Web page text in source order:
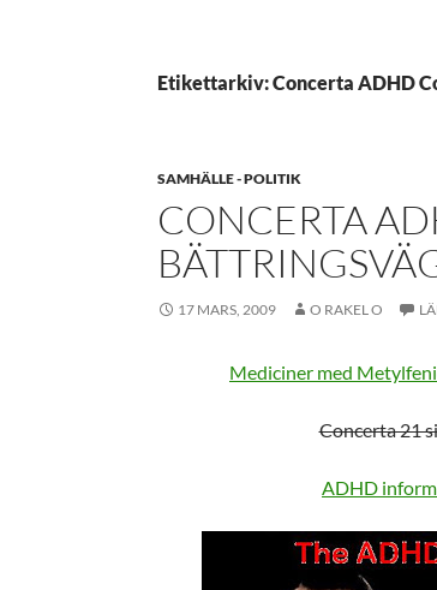
Etikettarkiv: Concerta ADHD
SAMHÄLLE - POLITIK
CONCERTA
17 MARS, 2009 O RAKEL O
Mediciner med
Concerta 21
ADHD